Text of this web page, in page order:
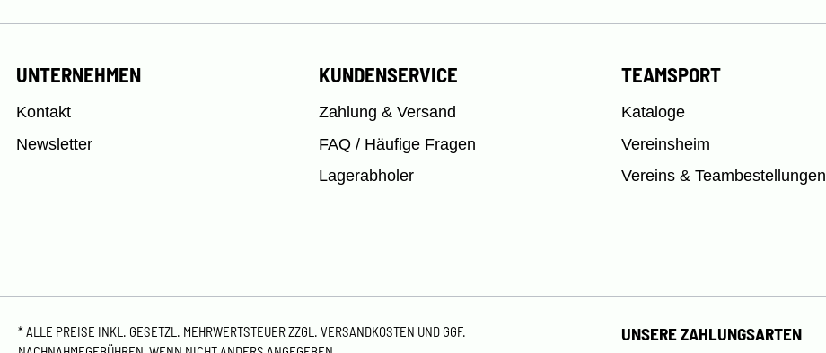
UNTERNEHMEN
Kontakt
Newsletter
KUNDENSERVICE
Zahlung & Versand
FAQ / Häufige Fragen
Lagerabholer
TEAMSPORT
Kataloge
Vereinsheim
Vereins & Teambestellungen
* ALLE PREISE INKL. GESETZL. MEHRWERTSTEUER ZZGL. VERSANDKOSTEN UND GGF.
UNSERE ZAHLUNGSARTEN